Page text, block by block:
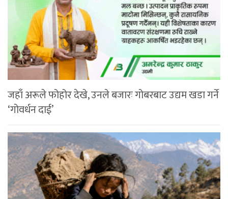
जहाँ अरूले फोहोर देखे, उनले बजारः गोबरबाट उद्यम खडा गर्ने
‘गोवर्धन दाई’